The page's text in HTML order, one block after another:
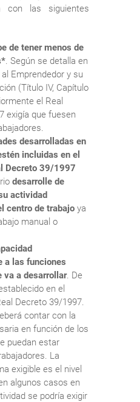
con las siguientes
de tener menos de
. Según se detalla en
al Emprendedor y su
(Título IV, Capítulo
el Real
exigía que fuesen
desarrolladas en
incluidas en el
Decreto 39/1997
desarrolle de
actividad
centro de trabajo ya
manual o
a las funciones
va a desarrollar. De
en el
Decreto 39/1997.
contar con la
en función de los
puedan estar
La
exigible es el nivel
algunos casos en
se podría exigir